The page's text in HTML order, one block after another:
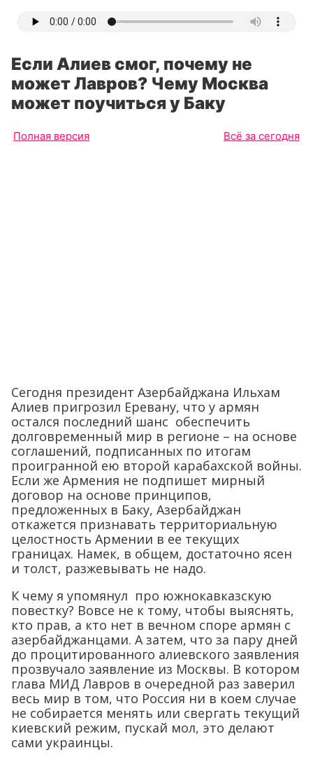
Если Алиев смог, почему не
может Лавров? Чему Москва
может поучиться у Баку
Полная версия Всё за сегодня
Сегодня президент Азербайджана Ильхам
Алиев пригрозил Еревану, что у армян
остался последний шанс обеспечить
долговременный мир в регионе – на основе
соглашений, подписанных по итогам
проигранной ею второй карабахской войны.
Если же Армения не подпишет мирный
договор на основе принципов,
предложенных в Баку, Азербайджан
откажется признавать территориальную
целостность Армении в ее текущих
границах. Намек, в общем, достаточно ясен
и толст, разжевывать не надо.
К чему я упомянул про южнокавказскую
повестку? Вовсе не к тому, чтобы выяснять,
кто прав, а кто нет в вечном споре армян с
азербайджанцами. А затем, что за пару дней
до процитированного алиевского заявления
прозвучало заявление из Москвы. В котором
глава МИД Лавров в очередной раз заверил
весь мир в том, что Россия ни в коем случае
не собирается менять или свергать текущий
киевский режим, пускай мол, это делают
сами украинцы.